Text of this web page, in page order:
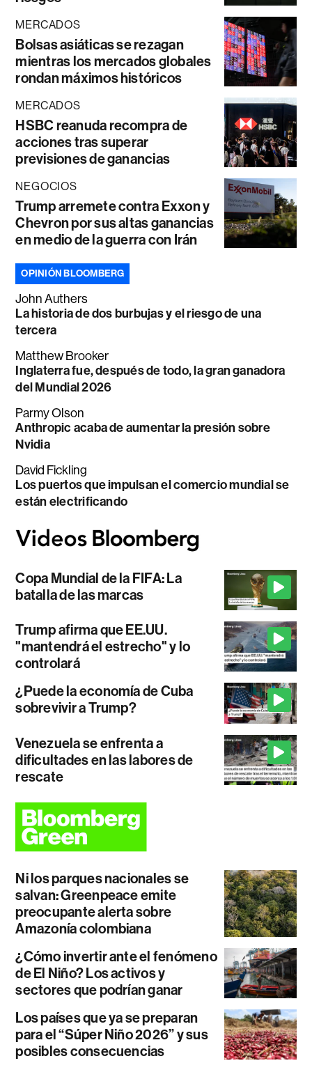
MERCADOS
Bolsas asiáticas se rezagan
mientras los mercados globales
rondan máximos históricos
MERCADOS
HSBC reanuda recompra de
acciones tras superar
previsiones de ganancias
NEGOCIOS
Trump arremete contra Exxon y
Chevron por sus altas ganancias
en medio de la guerra con Irán
OPINIÓN BLOOMBERG
John Authers
La historia de dos burbujas y el riesgo de una
tercera
Matthew Brooker
Inglaterra fue, después de todo, la gran ganadora
del Mundial 2026
Parmy Olson
Anthropic acaba de aumentar la presión sobre
Nvidia
David Fickling
Los puertos que impulsan el comercio mundial se
están electrificando
Copa Mundial de la FIFA: La
batalla de las marcas
Trump afirma que EE.UU.
"mantendrá el estrecho" y lo
controlará
¿Puede la economía de Cuba
sobrevivir a Trump?
Venezuela se enfrenta a
dificultades en las labores de
rescate
Ni los parques nacionales se
salvan: Greenpeace emite
preocupante alerta sobre
Amazonía colombiana
¿Cómo invertir ante el fenómeno
de El Niño? Los activos y
sectores que podrían ganar
Los países que ya se preparan
para el “Súper Niño 2026” y sus
posibles consecuencias